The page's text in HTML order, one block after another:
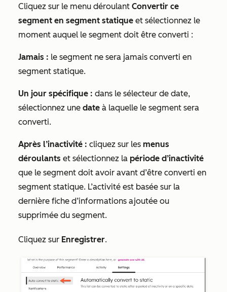
Cliquez sur le menu déroulant Convertir ce
segment en segment statique et sélectionnez le
moment auquel le segment doit être converti :
Jamais : le segment ne sera jamais converti en
segment statique.
Un jour spécifique : dans le sélecteur de date,
sélectionnez une date à laquelle le segment sera
converti.
Après l’inactivité : cliquez sur les menus
déroulants et sélectionnez la période d’inactivité
que le segment doit avoir avant d’être converti en
segment statique. L’activité est basée sur la
dernière fiche d’informations ajoutée ou
supprimée du segment.
Cliquez sur Enregistrer.